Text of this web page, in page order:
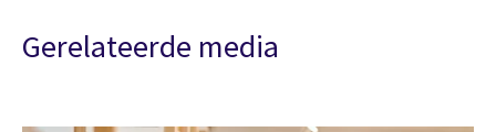
Gerelateerde media